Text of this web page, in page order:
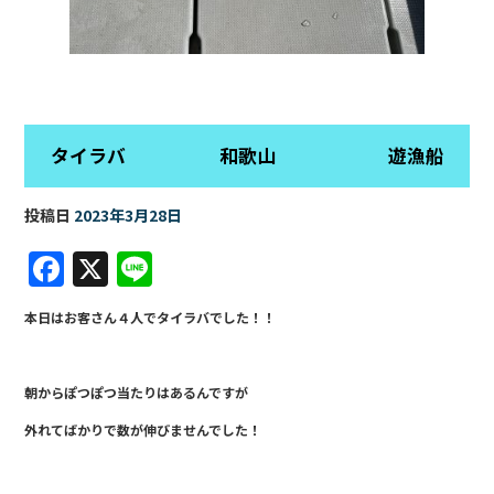
タイラバ 和歌山 遊漁船
投稿日 2023年3月28日
F
a
c
e
b
o
X
n
e
本日はお客さん４人でタイラバでした！！
朝からぽつぽつ当たりはあるんですが
外れてばかりで数が伸びませんでした！